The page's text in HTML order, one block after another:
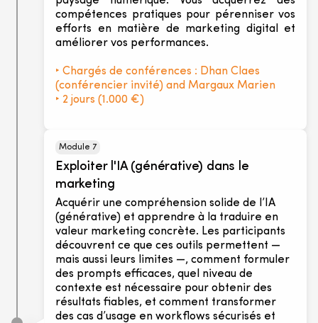
compétences pratiques pour pérenniser vos
efforts en matière de marketing digital et
améliorer vos performances.
‣ Chargés de conférences : Dhan Claes
(conférencier invité) and Margaux Marien
‣ 2 jours (1.000 €)
Module 7
Exploiter l'IA (générative) dans le
marketing
Acquérir une compréhension solide de l’IA
(générative) et apprendre à la traduire en
valeur marketing concrète. Les participants
découvrent ce que ces outils permettent —
mais aussi leurs limites —, comment formuler
des prompts efficaces, quel niveau de
contexte est nécessaire pour obtenir des
résultats fiables, et comment transformer
des cas d’usage en workflows sécurisés et